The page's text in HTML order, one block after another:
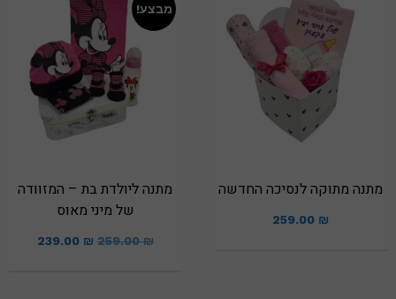
מתנה מתוקה לנסיכה החדשה
259.00 ₪
מבצע!
מתנה ליולדת בת – המזוודה
של מיני מאוס
259.00₪
239.00 ₪